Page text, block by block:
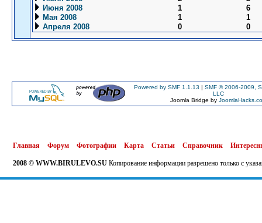
Июня 2008
1
6
Мая 2008
1
1
Апреля 2008
0 0
Powered by SMF 1.1.13 | SMF © 2006-2009,
LLC
Joomla Bridge by
Главная Форум Фотографии Карта Статьи Справочник
2008 © WWW.BIRULEVO.SU Копирование информации разрешено только с